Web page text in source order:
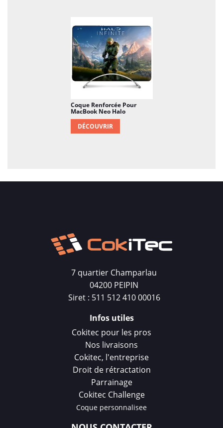
Coque Renforcée Pour
MacBook Neo Halo
DÉCOUVRIR
7 quartier Champarlau
04200 PEIPIN
Siret : 511 512 410 00016
Infos utiles
Cokitec pour les pros
Nos livraisons
Cokitec, l'entreprise
Droit de rétractation
Parrainage
Cokitec Challenge
Coque personnalisee